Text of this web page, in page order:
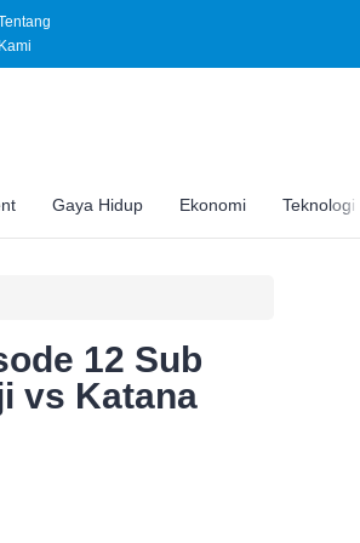
Kami
Gaya Hidup Ekonomi Teknologi
12 Sub
vs Katana